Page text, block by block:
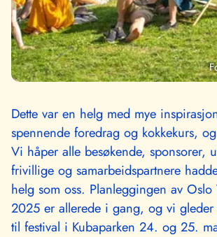
Dette var en helg med mye
spennende foredrag og kokkekurs,
Vi håper alle besøkende, sponsorer,
frivillige og samarbeidspartnere
helg som oss. Planleggingen av Oslo
2025 er allerede i gang, og vi gleder
til festival i Kubaparken 24. og 25.